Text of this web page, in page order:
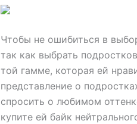
Чтобы не ошибиться в
так как выбрать
той гамме, которая ей
представление о
спросить о любимом
купите ей байк